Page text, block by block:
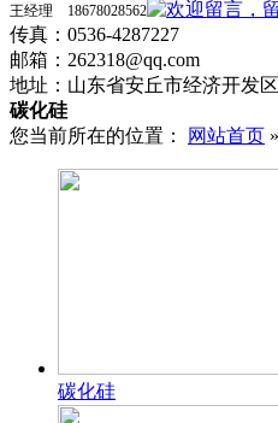
王经理 18678028562
传真：0536-4287227
邮箱：262318@qq.com
地址：山东省安丘市经济开发区
碳化硅
您当前所在的位置：
网站首页 »
碳化硅